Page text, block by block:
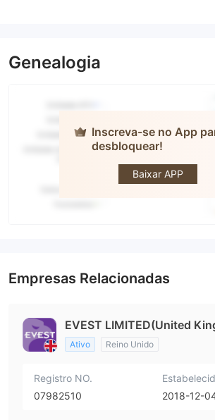
Genealogia
Inscreva-se no App
desbloquear!
Baixar APP
EVEST
Empresas Relacionadas
EVEST LIMITED(United
Ativo Reino Unido
Registro NO.
07982510
2018-12-